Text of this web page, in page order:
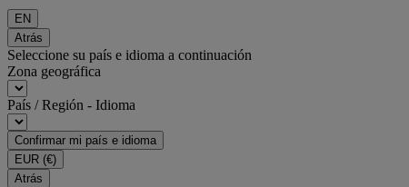
EN
Atrás
Seleccione su país e idioma a continuación
Zona geográfica
País / Región - Idioma
Confirmar mi país e idioma
EUR (€)
Atrás